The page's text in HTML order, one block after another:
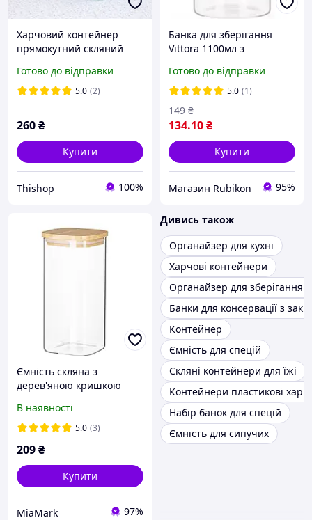
Харчовий контейнер
прямокутний скляний
Готово до відправки
5.0 (2)
260₴
Купити
Thishop 100%
Банка для зберігання
Vittora 1100мл з
Готово до відправки
5.0 (1)
134.10₴
149 ₴
Купити
Магазин Rubikon 95%
Ємність скляна з
дерев'яною кришкою
Vittora 2500 мл
В наявності
5.0 (3)
209₴
Купити
MiaMark 97%
Дивись також
Органайзер для кухні
Харчові контейнери
Органайзер для зберігання
Банки для консервації з
Контейнер
Ємність для спецій
Скляні контейнери для їжі
Контейнери пластикові
Набір банок для спецій
Ємність для сипучих